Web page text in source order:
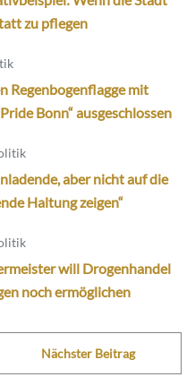
zu pflegen
Regenbogenflagge mit
Bonn“ ausgeschlossen
aber nicht auf die
Haltung zeigen“
will Drogenhandel
noch ermöglichen
Nächster Beitrag